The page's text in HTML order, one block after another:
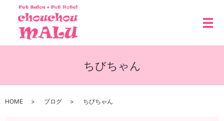
メ
ちびちゃん
HOME ブログ ちびちゃん